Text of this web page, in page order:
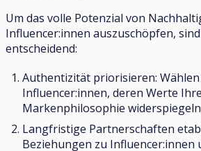
Um das volle Potenzial von
Influencer:innen auszuschöpfen,
entscheidend:
Authentizität priorisieren: Wählen
Influencer:innen, deren Werte Ihre
Markenphilosophie
Langfristige Partnerschaften
Beziehungen zu